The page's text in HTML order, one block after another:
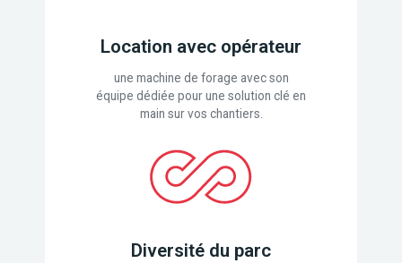
Location avec opérateur
une machine de forage avec son
équipe dédiée pour une solution clé en
main sur vos chantiers.
Diversité du parc